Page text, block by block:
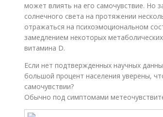
может влиять на его самочувствие. Но
солнечного света на протяжении
отражаться на психоэмоциональном
замедлением некоторых
витамина D.
Если нет подтвержденных научных
большой процент населения уверены,
самочувствии?
Обычно под симптомами